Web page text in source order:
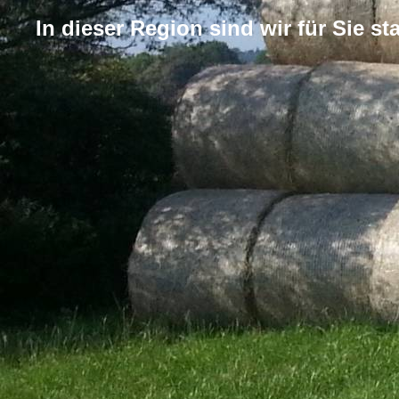
In dieser Region sind wir für Sie